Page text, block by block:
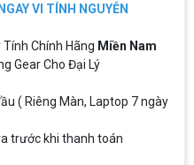
VI TÍNH NGUYỄN
Tính Chính Hãng Miền Nam
Gear Cho Đại Lý
( Riêng Màn, Laptop 7 ngày
trước khi thanh toán